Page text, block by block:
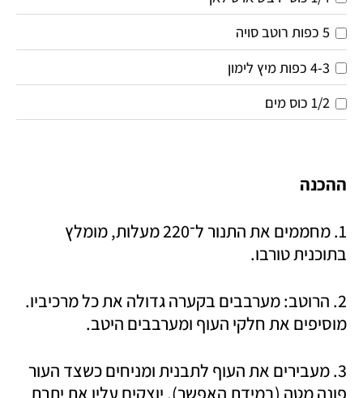
5 כפות רוטב סויה
4-3 כפות מיץ לימון
1/2 כוס מים
ההכנה
בתוכנית טורבו.
מוסיפים את חלקי העוף ומערבבים היטב.